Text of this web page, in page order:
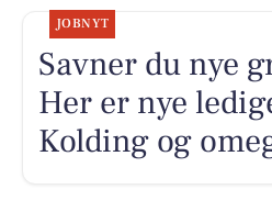
JOBNYT
Savner du nye
Her er nye
Kolding og